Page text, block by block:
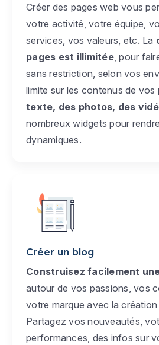
Créer des pages web vous
votre activité, votre équipe,
services, vos valeurs, etc. La
pages est illimitée, pour
sans restriction, selon vos
limite sur les contenus de vos
texte, des photos, des
nombreux widgets pour
dynamiques.
Créer un blog
Construisez facilement
autour de vos passions, vos
votre marque avec la
Partagez vos nouveautés,
performances, des infos sur